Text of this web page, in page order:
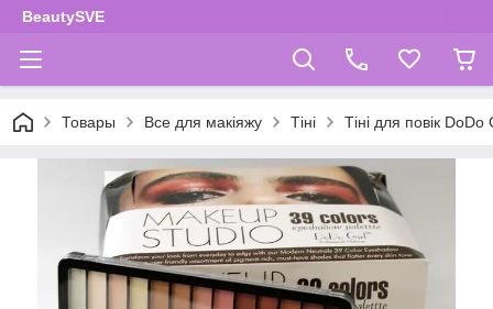
BeautySVE
Товары Все для макіяжу Тіні Тіні для повік